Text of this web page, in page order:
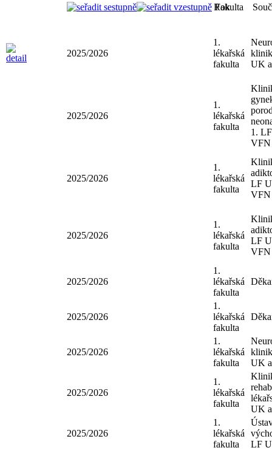
Rok
2025/2026
1.
lékařská
fakulta
UK
2025/2026
1.
lékařská
fakulta
1.
2025/2026
1.
lékařská
fakulta
LF
2025/2026
1.
lékařská
fakulta
LF
1.
lékařská
fakulta
2025/2026
1.
lékařská
fakulta
2025/2026
1.
lékařská
fakulta
UK
1.
lékařská